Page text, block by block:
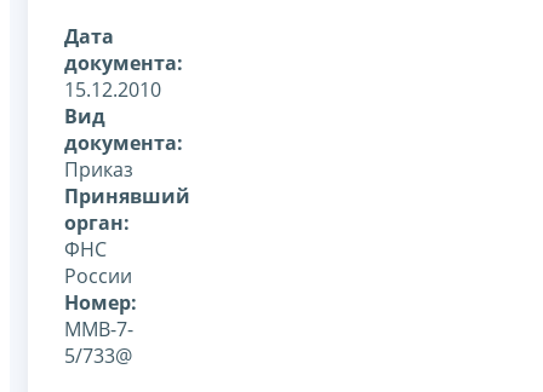
Дата
документа:
15.12.2010
Вид
документа:
Приказ
Принявший
орган:
ФНС
России
Номер:
ММВ-7-
5/733@